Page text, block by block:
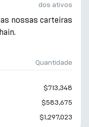
dos ativos
nossas carteiras
Quantidade
$713,348
$583,675
$1,297,023